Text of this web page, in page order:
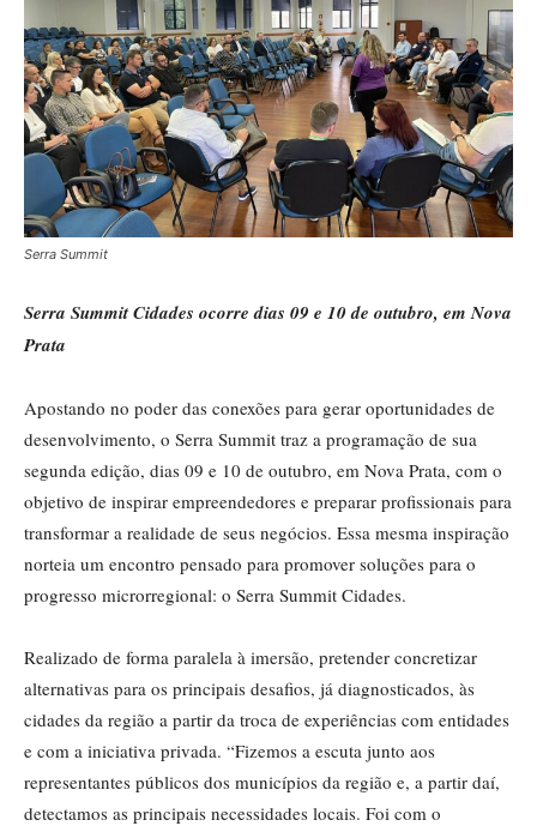
Serra Summit
Serra Summit Cidades ocorre dias 09 e 10 de outubro, em Nova
Prata
Apostando no poder das conexões para gerar oportunidades de
desenvolvimento, o Serra Summit traz a programação de sua
segunda edição, dias 09 e 10 de outubro, em Nova Prata, com o
objetivo de inspirar empreendedores e preparar profissionais para
transformar a realidade de seus negócios. Essa mesma inspiração
norteia um encontro pensado para promover soluções para o
progresso microrregional: o Serra Summit Cidades.
Realizado de forma paralela à imersão, pretender concretizar
alternativas para os principais desafios, já diagnosticados, às
cidades da região a partir da troca de experiências com entidades
e com a iniciativa privada. “Fizemos a escuta junto aos
representantes públicos dos municípios da região e, a partir daí,
detectamos as principais necessidades locais. Foi com o